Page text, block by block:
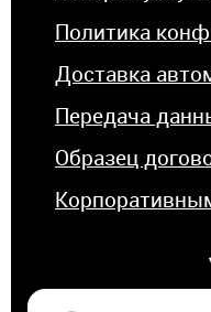
Политика
Доставка
Передача
Образец